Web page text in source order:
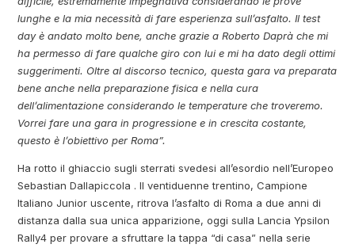
lunghe e la mia necessità di fare esperienza sull’asfalto. Il test
day è andato molto bene, anche grazie a Roberto Daprà che mi
ha permesso di fare qualche giro con lui e mi ha dato degli ottimi
suggerimenti. Oltre al discorso tecnico, questa gara va preparata
bene anche nella preparazione fisica e nella cura
dell’alimentazione considerando le temperature che troveremo.
Vorrei fare una gara in progressione e in crescita costante,
questo è l’obiettivo per Roma”.
Ha rotto il ghiaccio sugli sterrati svedesi all’esordio nell’Europeo
Sebastian Dallapiccola . Il ventiduenne trentino, Campione
Italiano Junior uscente, ritrova l’asfalto di Roma a due anni di
distanza dalla sua unica apparizione, oggi sulla Lancia Ypsilon
Rally4 per provare a sfruttare la tappa “di casa” nella serie